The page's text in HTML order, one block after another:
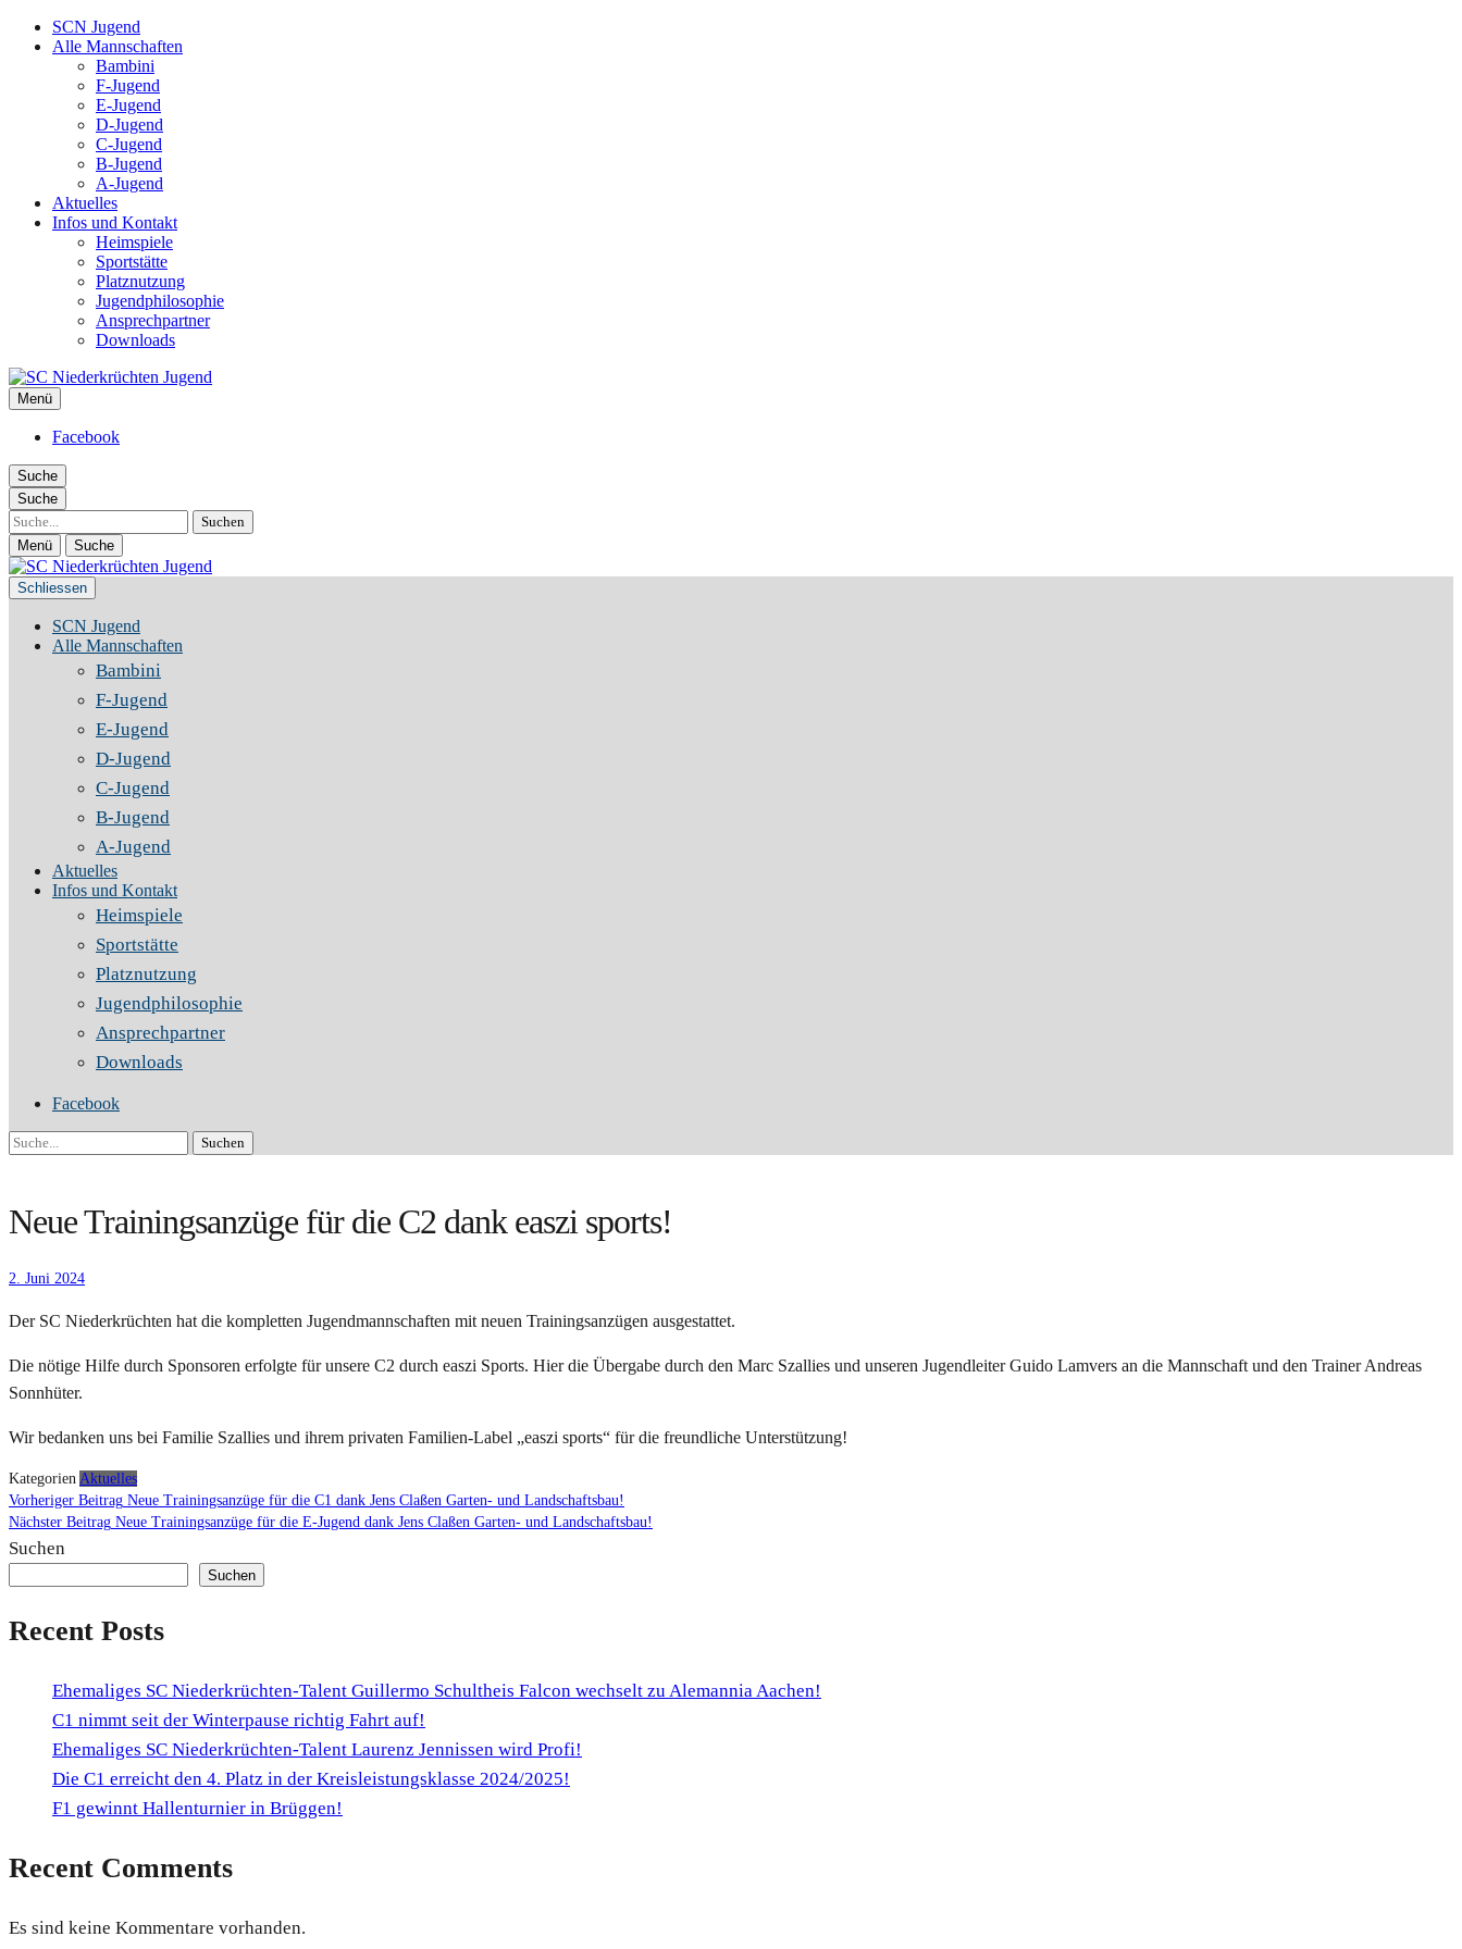
SCN Jugend
Alle Mannschaften
Bambini
F-Jugend
E-Jugend
D-Jugend
C-Jugend
B-Jugend
A-Jugend
Aktuelles
Infos und Kontakt
Heimspiele
Sportstätte
Platznutzung
Jugendphilosophie
Ansprechpartner
Downloads
SC Niederkrüchten Jugend
Menü
Facebook
Suche
Suche
Suche
Menü Suche
Schliessen
SCN Jugend
Alle Mannschaften
Bambini
F-Jugend
E-Jugend
D-Jugend
C-Jugend
B-Jugend
A-Jugend
Aktuelles
Infos und Kontakt
Heimspiele
Sportstätte
Platznutzung
Jugendphilosophie
Ansprechpartner
Downloads
Facebook
Suche
Neue Trainingsanzüge für die C2 dank easzi sports!
2. Juni 2024
Der SC Niederkrüchten hat die kompletten Jugendmannschaften mit neuen Trainingsanzügen ausgestattet.
Die nötige Hilfe durch Sponsoren erfolgte für unsere C2 durch easzi Sports. Hier die Übergabe durch den Marc Szallies und unseren Jugendleiter Guido Lamvers an die Mannschaft und den Trainer Andreas
Sonnhüter.
Wir bedanken uns bei Familie Szallies und ihrem privaten Familien-Label „easzi sports“ für die freundliche Unterstützung!
Kategorien Aktuelles
Beitragsnavigation
Vorheriger Beitrag Neue Trainingsanzüge für die C1 dank Jens Claßen Garten- und Landschaftsbau!
Beitrag
Nächster Beitrag Neue Trainingsanzüge für die E-Jugend dank Jens Claßen Garten- und Landschaftsbau!
Suchen
Suchen
Recent Posts
Ehemaliges SC Niederkrüchten-Talent Guillermo Schultheis Falcon wechselt zu Alemannia Aachen!
C1 nimmt seit der Winterpause richtig Fahrt auf!
Ehemaliges SC Niederkrüchten-Talent Laurenz Jennissen wird Profi!
Die C1 erreicht den 4. Platz in der Kreisleistungsklasse 2024/2025!
F1 gewinnt Hallenturnier in Brüggen!
Recent Comments
Es sind keine Kommentare vorhanden.